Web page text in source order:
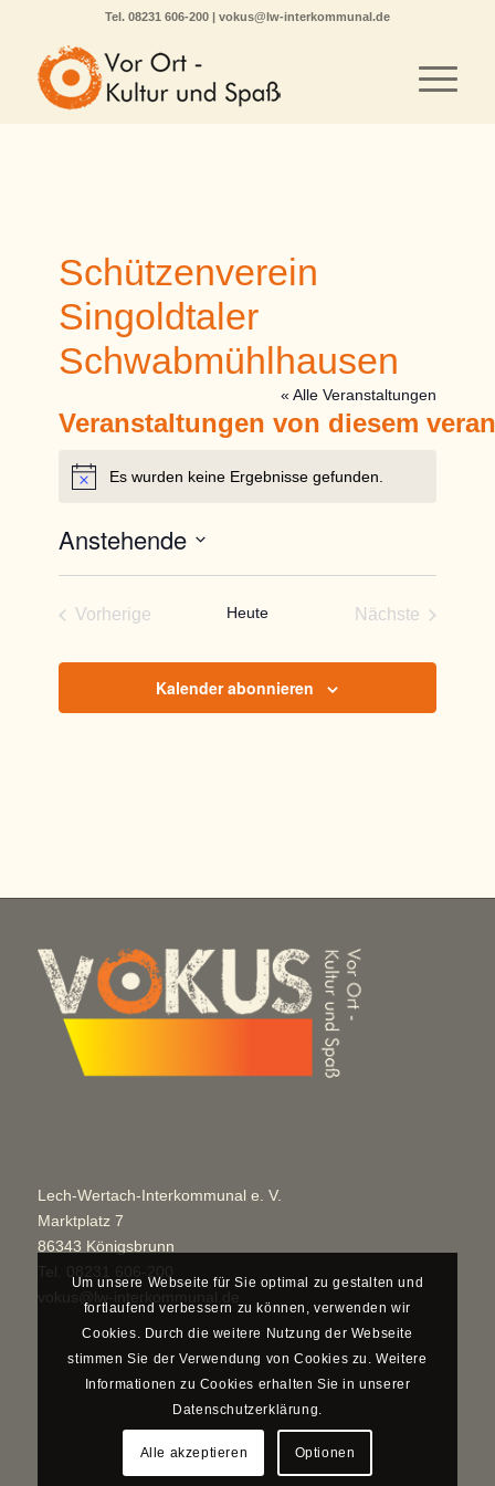
Tel. 08231 606-200 | vokus@lw-interkommunal.de
Schützenverein
Singoldtaler
Schwabmühlhausen
« Alle Veranstaltungen
Veranstaltungen von diesem
HinweisEs wurden keine Ergebnisse gefunden.
Anstehende
Vorherige
Heute
Nächste
Kalender abonnieren
Lech-Wertach-Interkommunal e. V.
Marktplatz 7
86343 Königsbrunn
Um unsere Webseite für Sie optimal zu gestalten und
fortlaufend verbessern zu können, verwenden wir
Cookies. Durch die weitere Nutzung der Webseite
stimmen Sie der Verwendung von Cookies zu. Weitere
Informationen zu Cookies erhalten Sie in unserer
Datenschutzerklärung.
Alle akzeptieren Optionen